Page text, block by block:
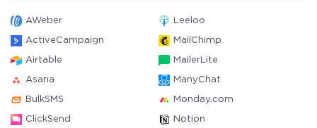
AWeber Leeloo
ActiveCampaign MailChimp
Airtable MailerLite
Asana ManyChat
BulkSMS Monday.com
ClickSend Notion